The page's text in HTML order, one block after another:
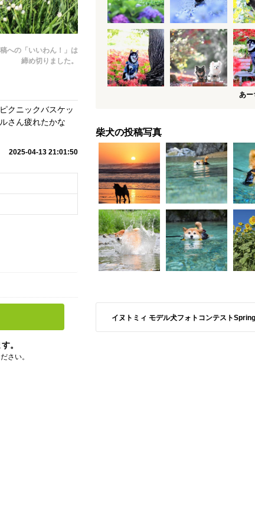
への「いいわん！」は
締め切りました。
クニックバスケッ
さん疲れたかな
2025-04-13 21:01:50
。
さい。
あ
柴犬の投稿写真
イヌトミィ モデル犬フォトコンテスト